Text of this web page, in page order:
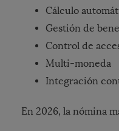
Cálculo
Gestión de
Control de
Multi-moneda
Integración
En 2026, la nómina